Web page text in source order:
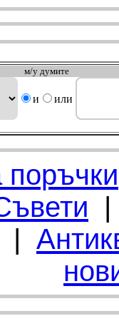
м/у думите
и или
|